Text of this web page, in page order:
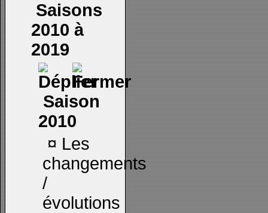
Saisons
2010 à
2019
Saison
2010
¤ Les
changements
/
évolutions